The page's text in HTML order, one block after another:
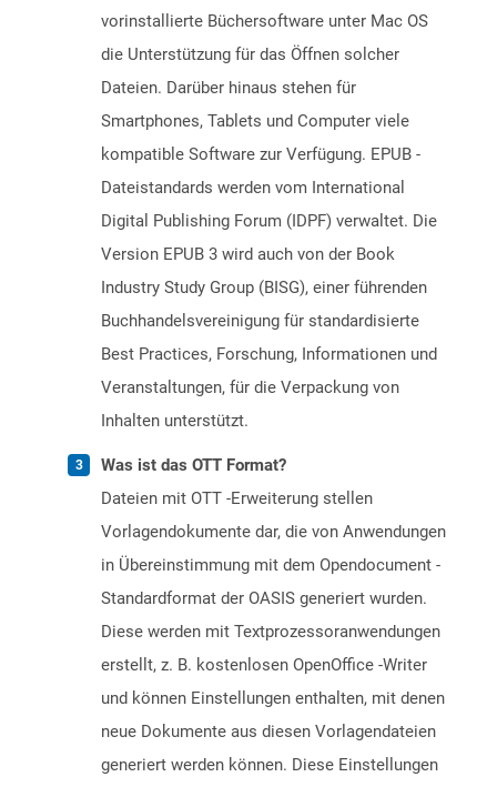
vorinstallierte Büchersoftware unter Mac OS
die Unterstützung für das Öffnen solcher
Dateien. Darüber hinaus stehen für
Smartphones, Tablets und Computer viele
kompatible Software zur Verfügung. EPUB -
Dateistandards werden vom International
Digital Publishing Forum (IDPF) verwaltet. Die
Version EPUB 3 wird auch von der Book
Industry Study Group (BISG), einer führenden
Buchhandelsvereinigung für standardisierte
Best Practices, Forschung, Informationen und
Veranstaltungen, für die Verpackung von
Inhalten unterstützt.
Was ist das OTT Format?
Dateien mit OTT -Erweiterung stellen
Vorlagendokumente dar, die von Anwendungen
in Übereinstimmung mit dem Opendocument -
Standardformat der OASIS generiert wurden.
Diese werden mit Textprozessoranwendungen
erstellt, z. B. kostenlosen OpenOffice -Writer
und können Einstellungen enthalten, mit denen
neue Dokumente aus diesen Vorlagendateien
generiert werden können. Diese Einstellungen